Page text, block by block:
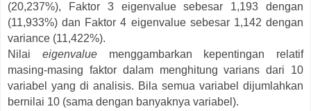
(20,237%), Faktor 3 eigenvalue sebesar 1,193 dengan
(11,933%) dan Faktor 4 eigenvalue sebesar 1,142 dengan
variance (11,422%).
Nilai eigenvaluemenggambarkan kepentingan relatif
masing-masing faktor dalam menghitung varians dari 10
variabel yang di analisis. Bila semua variabel dijumlahkan
bernilai 10 (sama dengan banyaknya variabel).